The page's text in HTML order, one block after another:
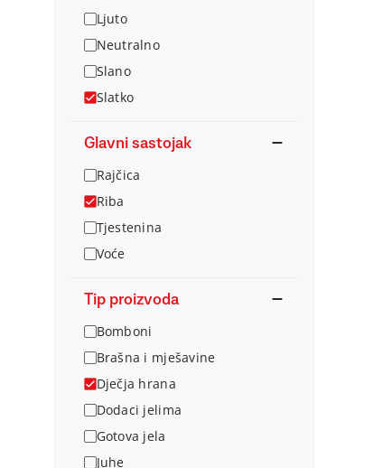
Ljuto
Neutralno
Slano
Slatko
Glavni sastojak
Rajčica
Riba
Tjestenina
Voće
Tip proizvoda
Bomboni
Brašna i mješavine
Dječja hrana
Dodaci jelima
Gotova jela
Juhe